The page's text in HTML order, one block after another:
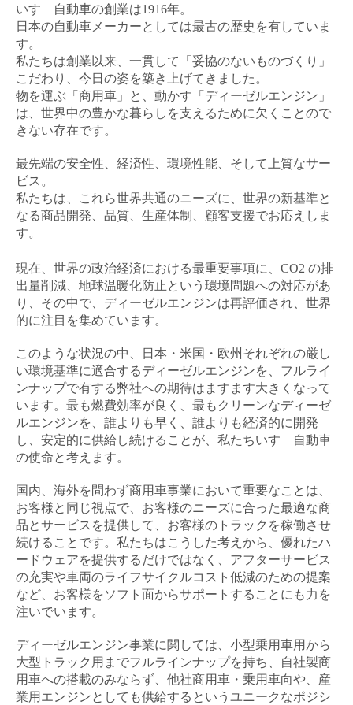
キャンセル
閉じる
いすゞ自動車の創業は1916年。
日本の自動車メーカーとしては最古の歴史を有していま
す。
私たちは創業以来、一貫して「妥協のないものづくり」
こだわり、今日の姿を築き上げてきました。
物を運ぶ「商用車」と、動かす「ディーゼルエンジン」
は、世界中の豊かな暮らしを支えるために欠くことので
きない存在です。
最先端の安全性、経済性、環境性能、そして上質なサー
ビス。
私たちは、これら世界共通のニーズに、世界の新基準と
なる商品開発、品質、生産体制、顧客支援でお応えしま
す。
現在、世界の政治経済における最重要事項に、CO2 の排
出量削減、地球温暖化防止という環境問題への対応があ
り、その中で、ディーゼルエンジンは再評価され、世界
的に注目を集めています。
このような状況の中、日本・米国・欧州それぞれの厳し
い環境基準に適合するディーゼルエンジンを、フルライ
ンナップで有する弊社への期待はますます大きくなって
います。最も燃費効率が良く、最もクリーンなディーゼ
ルエンジンを、誰よりも早く、誰よりも経済的に開発
し、安定的に供給し続けることが、私たちいすゞ自動車
の使命と考えます。
国内、海外を問わず商用車事業において重要なことは、
お客様と同じ視点で、お客様のニーズに合った最適な商
品とサービスを提供して、お客様のトラックを稼働させ
続けることです。私たちはこうした考えから、優れたハ
ードウェアを提供するだけではなく、アフターサービス
の充実や車両のライフサイクルコスト低減のための提案
など、お客様をソフト面からサポートすることにも力を
注いでいます。
ディーゼルエンジン事業に関しては、小型乗用車用から
大型トラック用までフルラインナップを持ち、自社製商
用車への搭載のみならず、他社商用車・乗用車向や、産
業用エンジンとしても供給するというユニークなポジシ